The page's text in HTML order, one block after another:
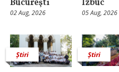
Bucureşti
02 Aug, 2026
Izbuc
05 Aug, 2026
Știri Știri